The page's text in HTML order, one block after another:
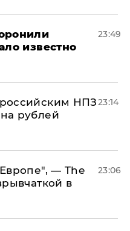
известно
23:49
НПЗ
рублей
23:14
— The
в
23:06